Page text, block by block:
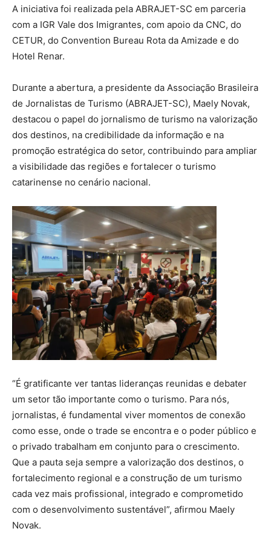
A iniciativa foi realizada pela ABRAJET-SC em parceria
com a IGR Vale dos Imigrantes, com apoio da CNC, do
CETUR, do Convention Bureau Rota da Amizade e do
Hotel Renar.
Durante a abertura, a presidente da Associação Brasileira
de Jornalistas de Turismo (ABRAJET-SC), Maely Novak,
destacou o papel do jornalismo de turismo na valorização
dos destinos, na credibilidade da informação e na
promoção estratégica do setor, contribuindo para ampliar
a visibilidade das regiões e fortalecer o turismo
catarinense no cenário nacional.
“É gratificante ver tantas lideranças reunidas e debater
um setor tão importante como o turismo. Para nós,
jornalistas, é fundamental viver momentos de conexão
como esse, onde o trade se encontra e o poder público e
o privado trabalham em conjunto para o crescimento.
Que a pauta seja sempre a valorização dos destinos, o
fortalecimento regional e a construção de um turismo
cada vez mais profissional, integrado e comprometido
com o desenvolvimento sustentável”, afirmou Maely
Novak.